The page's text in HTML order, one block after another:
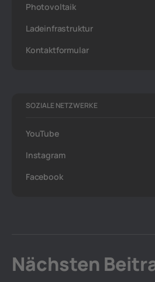
Photovoltaik
Ladeinfrastruktur
Kontaktformular
SOZIALE NETZWERKE
YouTube
Instagram
Facebook
Nächsten